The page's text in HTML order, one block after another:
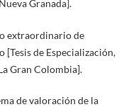
Granada].
extraordinario de
[Tesis de Especialización,
Gran Colombia].
de valoración de la